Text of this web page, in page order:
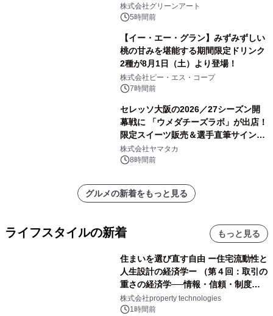
株式会社グリーンアート
5時間前
【イー・エー・グラン】みずみずしい
桃の甘みを堪能する期間限定ドリンク
2種が8月1日（土）より登場！
株式会社ピー・エス・コープ
7時間前
セレッソ大阪の2026／27シーズン開
幕戦に 「ウメダチーズラボ」が出店！
限定スイーツ販売＆選手直筆サイング
ッズが当たる抽選会を 8月8日に開催
株式会社ヤマタカ
8時間前
グルメの新着をもっと見る
ライフスタイルの新着 もっと見る
住まいを選び直す自由 ー住宅流動性と
人生設計の経済学ー （第４回：取引の
重さの経済学──情報・信頼・制度を
PropTechはどう組み替えるか）｜
PropTech-Lab
株式会社property technologies
1時間前